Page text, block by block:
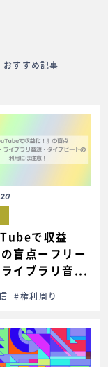
おすすめ記事
で収益
盲点ーフリー
イブラリ音...
#権利周り